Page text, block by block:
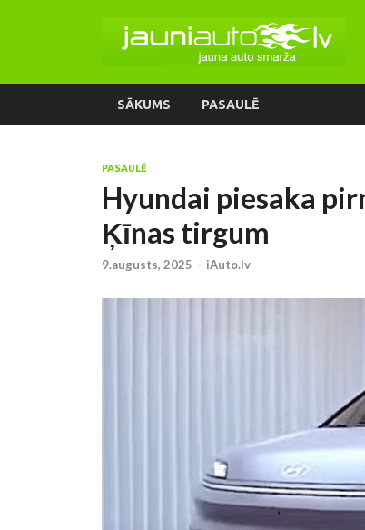
SĀKUMS PASAULĒ
PASAULĒ
Hyundai piesaka
Ķīnas tirgum
9.augusts, 2025 - iAuto.lv